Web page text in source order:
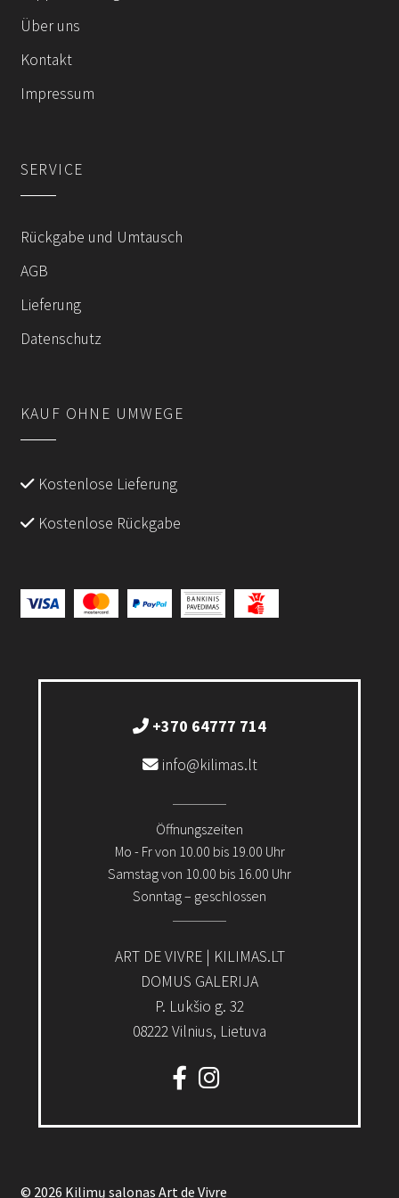
Über uns
Kontakt
Impressum
SERVICE
Rückgabe und Umtausch
AGB
Lieferung
Datenschutz
KAUF OHNE UMWEGE
Kostenlose Lieferung
Kostenlose Rückgabe
+370 64777 714
info@kilimas.lt
Öffnungszeiten
Mo - Fr von 10.00 bis 19.00 Uhr
Samstag von 10.00 bis 16.00 Uhr
Sonntag – geschlossen
ART DE VIVRE | KILIMAS.LT
DOMUS GALERIJA
P. Lukšio g. 32
08222 Vilnius, Lietuva
© 2026 Kilimų salonas Art de Vivre